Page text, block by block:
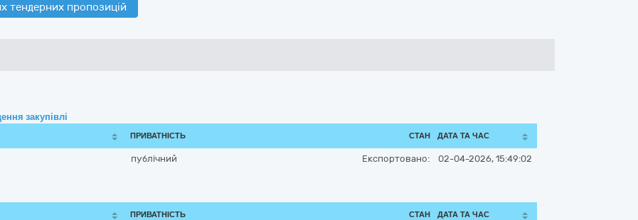
тендерних пропозицій
закупівлі
ПРИВАТНІСТЬ СТАН ДАТА ТА ЧАС
публічний Експортовано: 02-04-2026, 15:49:02
ПРИВАТНІСТЬ СТАН ДАТА ТА ЧАС